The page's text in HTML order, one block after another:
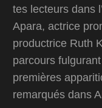
tes lecteurs dans
Apara, actrice
productrice Ruth
parcours
premières
remarqués dans